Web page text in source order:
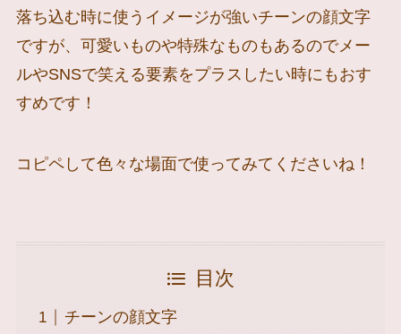
落ち込む時に使うイメージが強いチーンの顔文字
ですが、可愛いものや特殊なものもあるのでメー
ルやSNSで笑える要素をプラスしたい時にもおす
すめです！
コピペして色々な場面で使ってみてくださいね！
目次
チーンの顔文字